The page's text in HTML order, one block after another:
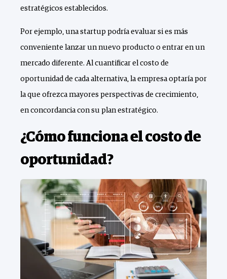
estratégicos establecidos.
Por ejemplo, una startup podría evaluar si es más
conveniente lanzar un nuevo producto o entrar en un
mercado diferente. Al cuantificar el costo de
oportunidad de cada alternativa, la empresa optaría por
la que ofrezca mayores perspectivas de crecimiento,
en concordancia con su plan estratégico.
¿Cómo funciona el costo de
oportunidad?